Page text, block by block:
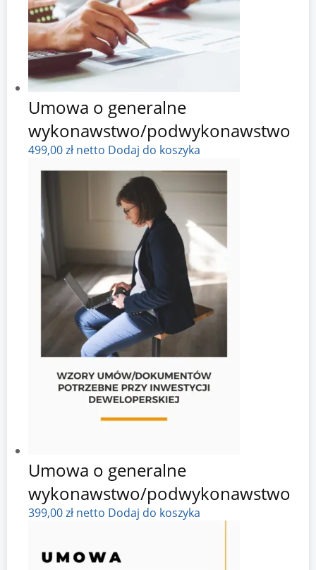
Umowa o generalne
wykonawstwo/podwykonawstwo
499,00zł netto Dodaj do koszyka
Umowa o generalne
wykonawstwo/podwykonawstwo
399,00zł netto Dodaj do koszyka